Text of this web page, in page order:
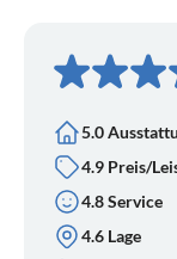
5.0
4.9 Preis/
4.8 Service
4.6 Lage